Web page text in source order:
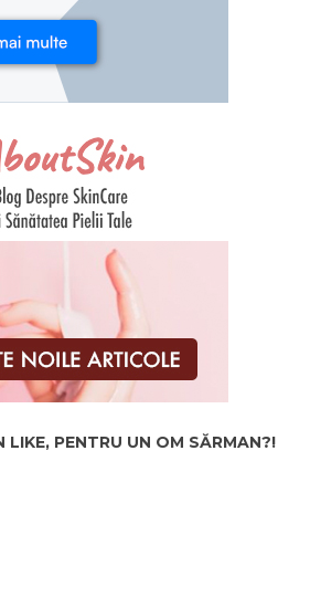
LIKE, PENTRU UN OM SĂRMAN?!